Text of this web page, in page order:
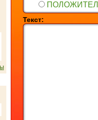
Текст: